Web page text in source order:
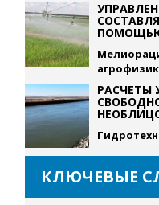
РАСЧЕТЫ
КЛЮЧЕВЫЕ